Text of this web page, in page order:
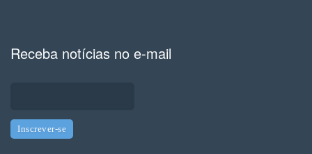
Receba notícias no e-mail